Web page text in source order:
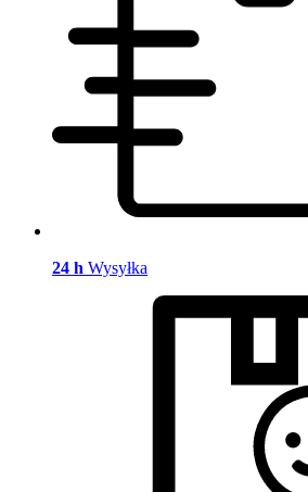
24 h Wysyłka